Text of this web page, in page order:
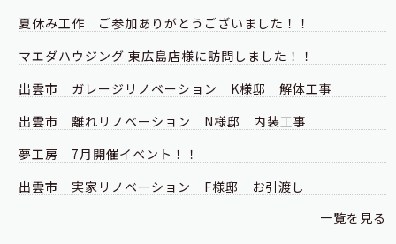
夏休み工作 ご参加ありがとうございました！！
マエダハウジング 東広島店様に訪問しました！！
出雲市 ガレージリノベーション K様邸 解体工事
出雲市 離れリノベーション N様邸 内装工事
夢工房 7月開催イベント！！
出雲市 実家リノベーション F様邸 お引渡し
一覧を見る